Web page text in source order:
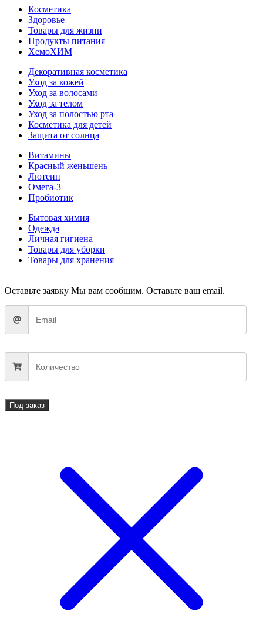
Косметика
Здоровье
Товары для жизни
Продукты питания
ХемоХИМ
Декоративная косметика
Уход за кожей
Уход за волосами
Уход за телом
Уход за полостью рта
Косметика для детей
Защита от солнца
Витамины
Красный женьшень
Лютеин
Омега-3
Пробиотик
Бытовая химия
Одежда
Личная гигиена
Товары для уборки
Товары для хранения
Оставьте заявку Мы вам сообщим. Оставьте ваш email.
Под заказ